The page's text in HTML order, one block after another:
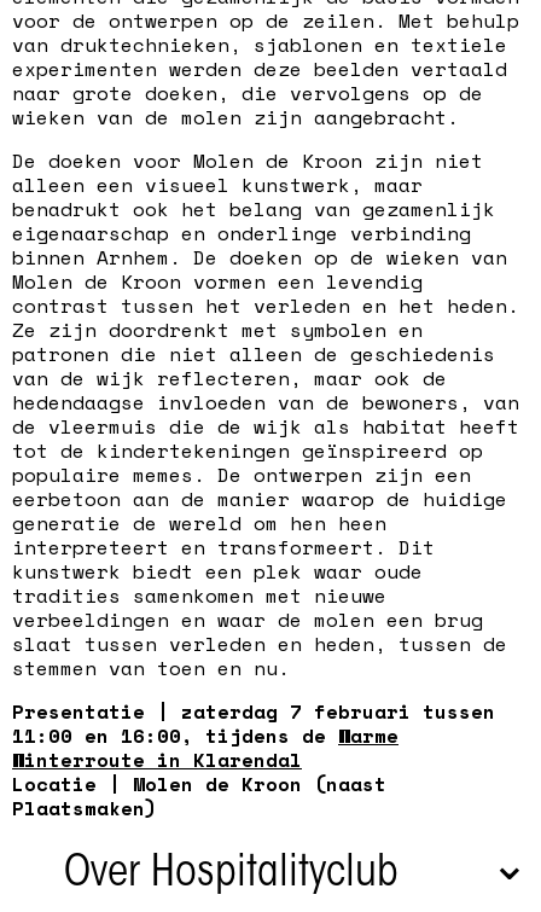
voor de ontwerpen op de zeilen. Met behulp
van druktechnieken, sjablonen en textiele
experimenten werden deze beelden vertaald
naar grote doeken, die vervolgens op de
wieken van de molen zijn aangebracht.
De doeken voor Molen de Kroon zijn niet
alleen een visueel kunstwerk, maar
benadrukt ook het belang van gezamenlijk
eigenaarschap en onderlinge verbinding
binnen Arnhem. De doeken op de wieken van
Molen de Kroon vormen een levendig
contrast tussen het verleden en het heden.
Ze zijn doordrenkt met symbolen en
patronen die niet alleen de geschiedenis
van de wijk reflecteren, maar ook de
hedendaagse invloeden van de bewoners, van
de vleermuis die de wijk als habitat heeft
tot de kindertekeningen geïnspireerd op
populaire memes. De ontwerpen zijn een
eerbetoon aan de manier waarop de huidige
generatie de wereld om hen heen
interpreteert en transformeert. Dit
kunstwerk biedt een plek waar oude
tradities samenkomen met nieuwe
verbeeldingen en waar de molen een brug
slaat tussen verleden en heden, tussen de
stemmen van toen en nu.
Presentatie | zaterdag 7 februari tussen
11:00 en 16:00, tijdens de Warme
Winterroute in Klarendal
Locatie | Molen de Kroon (naast
Plaatsmaken)
Over Hospitalityclub